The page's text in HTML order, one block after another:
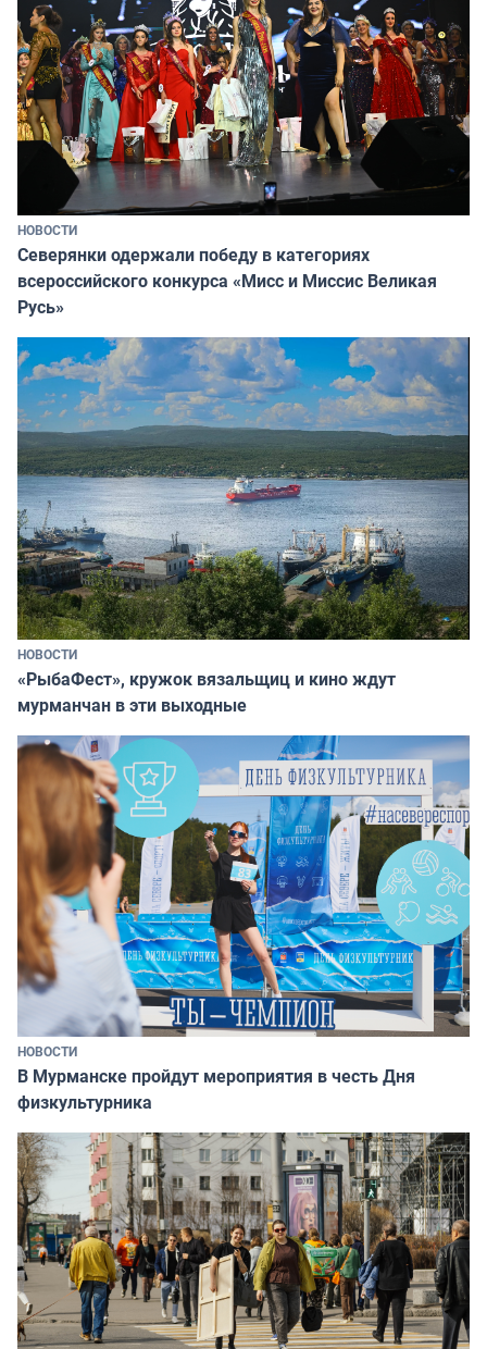
НОВОСТИ
Северянки одержали победу в категориях
всероссийского конкурса «Мисс и Миссис Великая
Русь»
НОВОСТИ
«РыбаФест», кружок вязальщиц и кино ждут
мурманчан в эти выходные
НОВОСТИ
В Мурманске пройдут мероприятия в честь Дня
физкультурника